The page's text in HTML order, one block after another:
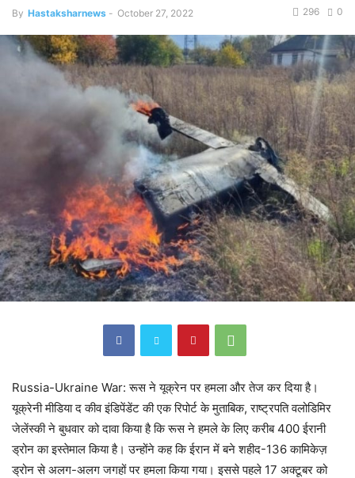
By Hastaksharnews - October 27, 2022 0
296
Russia-Ukraine War: रूस ने यूक्रेन पर हमला और तेज कर दिया है।
यूक्रेनी मीडिया द कीव इंडिपेंडेंट की एक रिपोर्ट के मुताबिक, राष्ट्रपति वलोडिमिर
जेलेंस्की ने बुधवार को दावा किया है कि रूस ने हमले के लिए करीब 400 ईरानी
ड्रोन का इस्तेमाल किया है। उन्होंने कह कि ईरान में बने शहीद-136 कामिकेज़
ड्रोन से अलग-अलग जगहों पर हमला किया गया। इससे पहले 17 अक्टूबर को